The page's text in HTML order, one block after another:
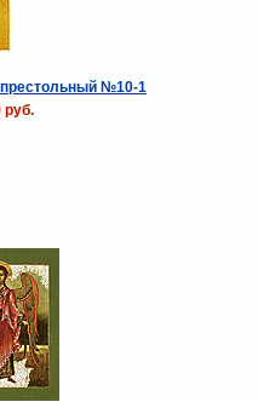
№10-1
руб.